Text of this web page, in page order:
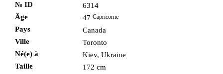
№ ID
6314
Âge
47 Capricorne
Pays
Canada
Ville
Toronto
Né(e) à
Kiev, Ukraine
Taille
172 cm